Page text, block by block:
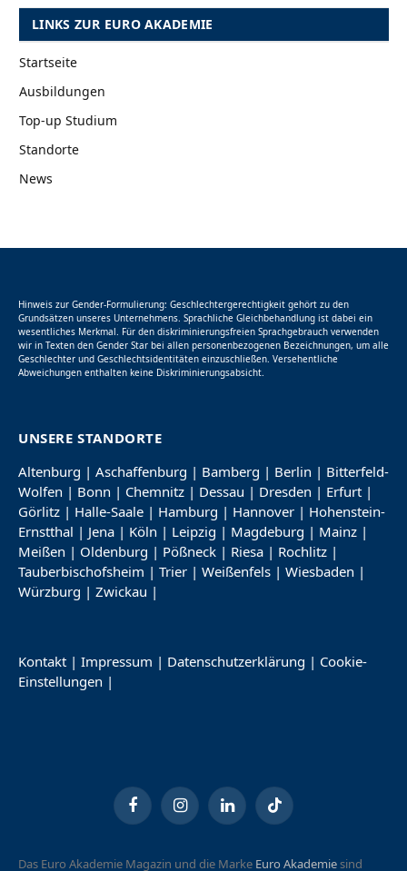
LINKS ZUR EURO AKADEMIE
Startseite
Ausbildungen
Top-up Studium
Standorte
News
Hinweis zur Gender-Formulierung: Geschlechtergerechtigkeit gehört zu den
Grundsätzen unseres Unternehmens. Sprachliche Gleichbehandlung ist dabei ein
wesentliches Merkmal. Für den diskriminierungsfreien Sprachgebrauch verwenden
wir in Texten den Gender Star bei allen personenbezogenen Bezeichnungen, um alle
Geschlechter und Geschlechtsidentitäten einzuschließen. Versehentliche
Abweichungen enthalten keine Diskriminierungsabsicht.
UNSERE STANDORTE
Altenburg | Aschaffenburg | Bamberg | Berlin | Bitterfeld-
Wolfen | Bonn | Chemnitz | Dessau | Dresden | Erfurt |
Görlitz | Halle-Saale | Hamburg | Hannover | Hohenstein-
Ernstthal | Jena | Köln | Leipzig | Magdeburg | Mainz |
Meißen | Oldenburg | Pößneck | Riesa | Rochlitz |
Tauberbischofsheim | Trier | Weißenfels | Wiesbaden |
Würzburg | Zwickau |
Kontakt | Impressum | Datenschutzerklärung | Cookie-
Einstellungen |
FacebookInstagramLinkedInTikTok
Das Euro Akademie Magazin und die Marke Euro Akademiesind